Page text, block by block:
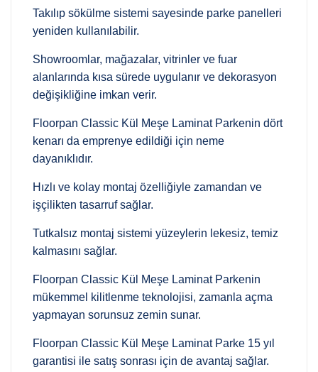
Takılıp sökülme sistemi sayesinde parke panelleri
yeniden kullanılabilir.
Showroomlar, mağazalar, vitrinler ve fuar
alanlarında kısa sürede uygulanır ve dekorasyon
değişikliğine imkan verir.
Floorpan Classic Kül Meşe Laminat Parkenin dört
kenarı da emprenye edildiği için neme
dayanıklıdır.
Hızlı ve kolay montaj özelliğiyle zamandan ve
işçilikten tasarruf sağlar.
Tutkalsız montaj sistemi yüzeylerin lekesiz, temiz
kalmasını sağlar.
Floorpan Classic Kül Meşe Laminat Parkenin
mükemmel kilitlenme teknolojisi, zamanla açma
yapmayan sorunsuz zemin sunar.
Floorpan Classic Kül Meşe Laminat Parke 15 yıl
garantisi ile satış sonrası için de avantaj sağlar.